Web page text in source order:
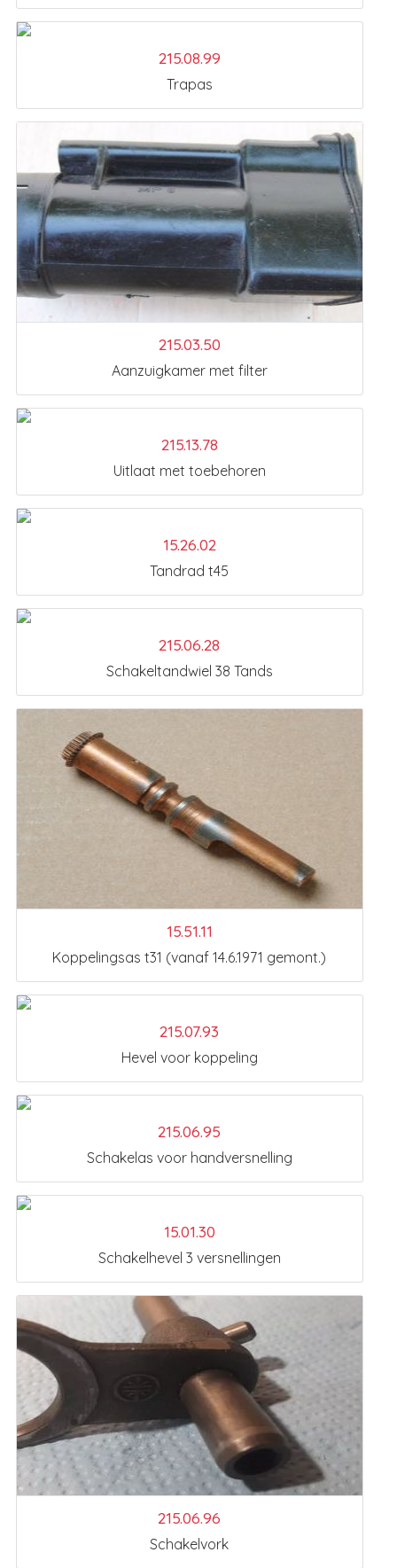
215.08.99
Trapas
215.03.50
Aanzuigkamer met filter
215.13.78
Uitlaat met toebehoren
15.26.02
Tandrad t45
215.06.28
Schakeltandwiel 38 Tands
15.51.11
Koppelingsas t31 (vanaf 14.6.1971 gemont.)
215.07.93
Hevel voor koppeling
215.06.95
Schakelas voor handversnelling
15.01.30
Schakelhevel 3 versnellingen
215.06.96
Schakelvork